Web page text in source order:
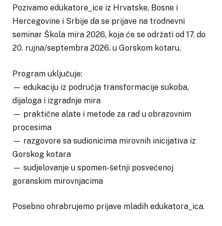
Pozivamo edukatore_ice iz Hrvatske, Bosne i
Hercegovine i Srbije da se prijave na trodnevni
seminar Škola mira 2026, koja će se održati od 17. do
20. rujna/septembra 2026. u Gorskom kotaru.
Program uključuje:
— edukaciju iz područja transformacije sukoba,
dijaloga i izgradnje mira
— praktične alate i metode za rad u obrazovnim
procesima
— razgovore sa sudionicima mirovnih inicijativa iz
Gorskog kotara
— sudjelovanje u spomen-šetnji posvećenoj
goranskim mirovnjacima
Posebno ohrabrujemo prijave mladih edukatora_ica.